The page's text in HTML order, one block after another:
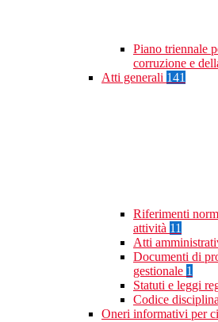
Piano triennale
corruzione e
Atti generali 141
Riferimenti
attività 11
Atti
Documenti di
gestionale 1
Statuti e leggi
Codice
Oneri informativi per